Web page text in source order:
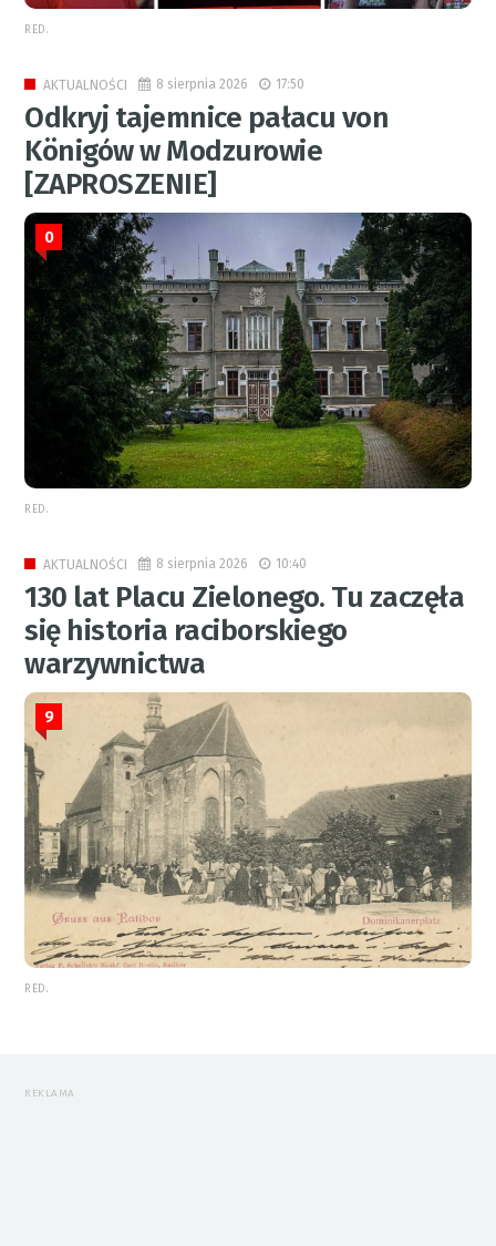
RED.
AKTUALNOŚCI 8 sierpnia 2026 17:50
Odkryj tajemnice pałacu von
Königów w Modzurowie
[ZAPROSZENIE]
0
RED.
AKTUALNOŚCI 8 sierpnia 2026 10:40
130 lat Placu Zielonego. Tu zaczęła
się historia raciborskiego
warzywnictwa
9
RED.
REKLAMA